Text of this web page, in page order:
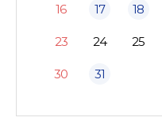
16 17 18
23 24 25
30 31